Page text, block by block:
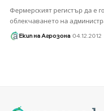
Фермерският регистър да е
облекчаването на
Екип на Агрозона 04.12.2012